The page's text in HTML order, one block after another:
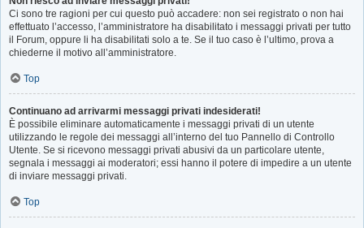
Ci sono tre ragioni per cui questo può accadere: non sei registrato o non hai
effettuato l’accesso, l’amministratore ha disabilitato i messaggi privati per tutto
il Forum, oppure li ha disabilitati solo a te. Se il tuo caso è l’ultimo, prova a
chiederne il motivo all’amministratore.
Top
Continuano ad arrivarmi messaggi privati indesiderati!
È possibile eliminare automaticamente i messaggi privati ​​di un utente
utilizzando le regole dei messaggi all’interno del tuo Pannello di Controllo
Utente. Se si ricevono messaggi privati ​​abusivi da un particolare utente,
segnala i messaggi ai moderatori; essi hanno il potere di impedire a un utente
di inviare messaggi privati​​.
Top